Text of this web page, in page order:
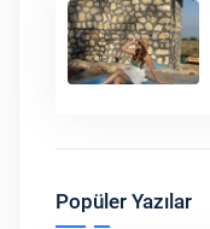
Popüler Yazılar